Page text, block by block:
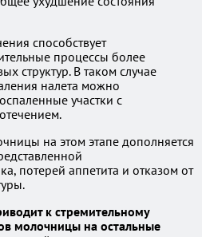
способствует
процессы более
структур. В таком случае
налета можно
участки с
на этом этапе дополняется
потерей аппетита и отказом от
к стремительному
молочницы на остальные